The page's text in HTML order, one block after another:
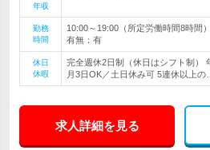
年収
勤務
時間
10:00～19:00（所定労働時間8時間
有無：有
休日
休暇
完全週休2日制（休日はシフト制）
月3日OK／土日休み可 5連休以上の…
求人詳細を見る